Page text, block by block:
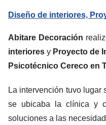
Diseño de interiores,
Abitare Decoración
interiores y Proyecto de
Psicotécnico Cereco en
La intervención tuvo lugar
se ubicaba la clínica y
soluciones a las